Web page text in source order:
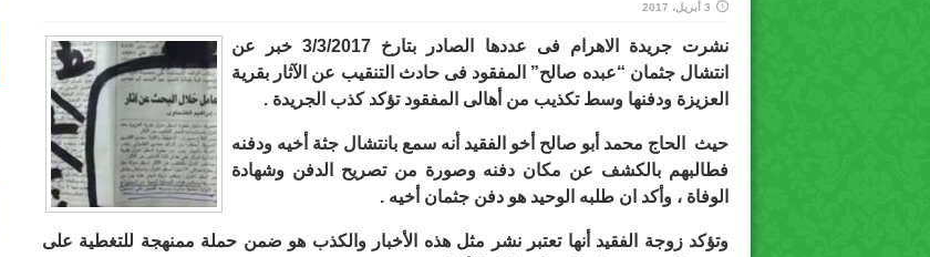
3 أبريل، 2017
نشرت جريدة الاهرام فى عددها الصادر بتارخ 3/3/2017 خبر عن
انتشال جثمان “عبده صالح” المفقود فى حادث التنقيب عن الآثار بقرية
العزيزة ودفنها وسط تكذيب من أهالى المفقود تؤكد كذب الجريدة .
حيث الحاج محمد أبو صالح أخو الفقيد أنه سمع بانتشال جثة أخيه ودفنه
فطالبهم بالكشف عن مكان دفنه وصورة من تصريح الدفن وشهادة
الوفاة ، وأكد ان طلبه الوحيد هو دفن جثمان أخيه .
وتؤكد زوجة الفقيد أنها تعتبر نشر مثل هذه الأخبار والكذب هو ضمن حملة ممنهجة للتغطية على